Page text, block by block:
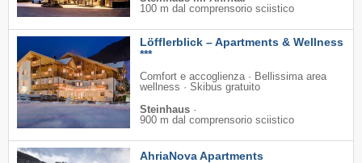
100 m dal comprensorio sciistico
Löfflerblick – Apartments & Wellness
***
Comfort e accoglienza · Bellissima area
wellness · Skibus gratuito
Steinhaus ·
900 m dal comprensorio sciistico
AhriaNova Apartments